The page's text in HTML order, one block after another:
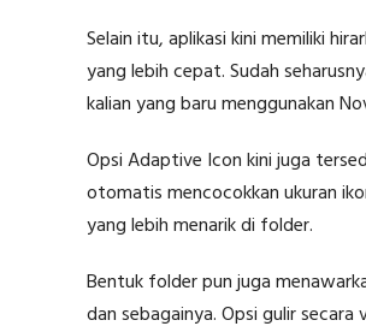
Selain itu, aplikasi kini memiliki
yang lebih cepat. Sudah
kalian yang baru menggunakan
Opsi Adaptive Icon kini juga
otomatis mencocokkan ukuran
yang lebih menarik di folder.
Bentuk folder pun juga
dan sebagainya. Opsi gulir